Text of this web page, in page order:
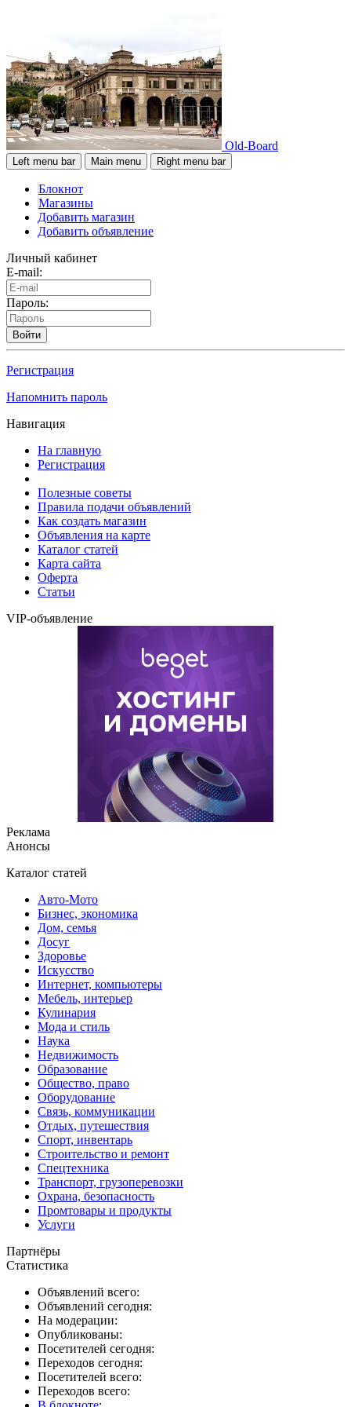
Old-Board
Left menu bar Main menu Right menu bar
Блокнот
Магазины
Добавить магазин
Добавить объявление
Личный кабинет
E-mail:
Пароль:
Войти
Регистрация
Напомнить пароль
Навигация
На главную
Регистрация
Полезные советы
Правила подачи объявлений
Как создать магазин
Объявления на карте
Каталог статей
Карта сайта
Оферта
Статьи
VIP-объявление
Реклама
Анонсы
Каталог статей
Авто-Мото
Бизнес, экономика
Дом, семья
Досуг
Здоровье
Искусство
Интернет, компьютеры
Мебель, интерьер
Кулинария
Мода и стиль
Наука
Недвижимость
Образование
Общество, право
Оборудование
Связь, коммуникации
Отдых, путешествия
Спорт, инвентарь
Строительство и ремонт
Спецтехника
Транспорт, грузоперевозки
Охрана, безопасность
Промтовары и продукты
Услуги
Партнёры
Статистика
Объявлений всего:
Объявлений сегодня:
На модерации:
Опубликованы:
Посетителей сегодня:
Переходов сегодня:
Посетителей всего:
Переходов всего: